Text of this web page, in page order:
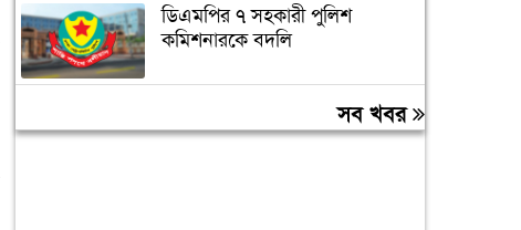
ডিএমপির ৭ সহকারী পুলিশ
কমিশনারকে বদলি
বন্যায় ক্ষতিগ্রস্ত ১০০ পরিবারকে
রোববার নতুন ঘর দেবেনসব খবর